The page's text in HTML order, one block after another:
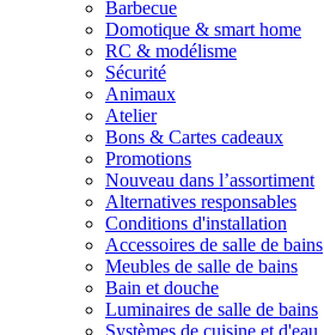
Barbecue
Domotique & smart home
RC & modélisme
Sécurité
Animaux
Atelier
Bons & Cartes cadeaux
Promotions
Nouveau dans l’assortiment
Alternatives responsables
Conditions d'installation
Accessoires de salle de bains
Meubles de salle de bains
Bain et douche
Luminaires de salle de bains
Systèmes de cuisine et d'eau